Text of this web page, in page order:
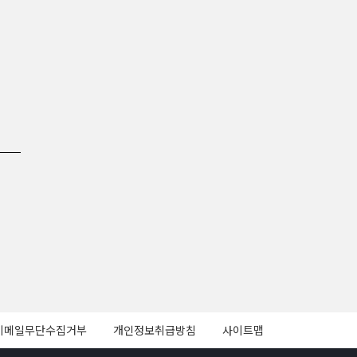
메일무단수집거부 개인정보취급방침 사이트맵